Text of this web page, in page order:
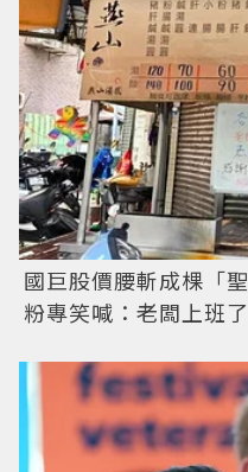
國巨股價腰斬成棵「
粉專笑喊：老闆上班了